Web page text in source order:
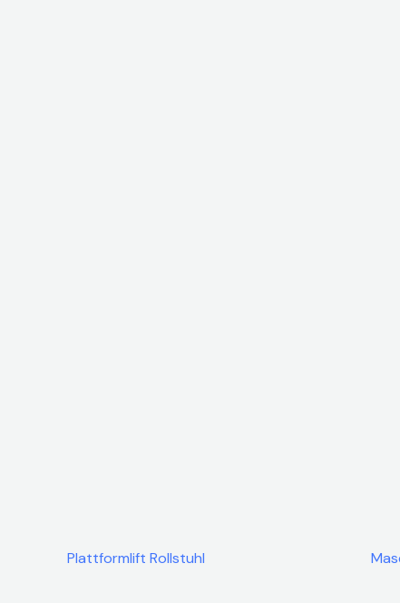
Plattformlift Rollstuhl